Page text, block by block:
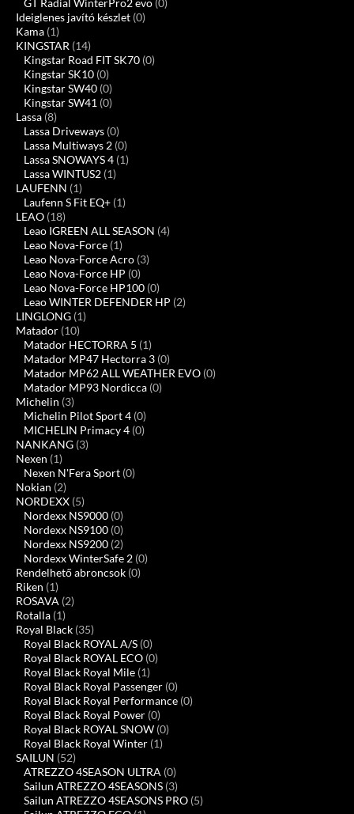
GT Radial WinterPro2 evo (0)
Ideiglenes javító készlet (0)
Kama (1)
KINGSTAR (14)
Kingstar Road FIT SK70 (0)
Kingstar SK10 (0)
Kingstar SW40 (0)
Kingstar SW41 (0)
Lassa (8)
Lassa Driveways (0)
Lassa Multiways 2 (0)
Lassa SNOWAYS 4 (1)
Lassa WINTUS2 (1)
LAUFENN (1)
Laufenn S Fit EQ+ (1)
LEAO (18)
Leao IGREEN ALL SEASON (4)
Leao Nova-Force (1)
Leao Nova-Force Acro (3)
Leao Nova-Force HP (0)
Leao Nova-Force HP100 (0)
Leao WINTER DEFENDER HP (2)
LINGLONG (1)
Matador (10)
Matador HECTORRA 5 (1)
Matador MP47 Hectorra 3 (0)
Matador MP62 ALL WEATHER EVO (0)
Matador MP93 Nordicca (0)
Michelin (3)
Michelin Pilot Sport 4 (0)
MICHELIN Primacy 4 (0)
NANKANG (3)
Nexen (1)
Nexen N'Fera Sport (0)
Nokian (2)
NORDEXX (5)
Nordexx NS9000 (0)
Nordexx NS9100 (0)
Nordexx NS9200 (2)
Nordexx WinterSafe 2 (0)
Rendelhető abroncsok (0)
Riken (1)
ROSAVA (2)
Rotalla (1)
Royal Black (35)
Royal Black ROYAL A/S (0)
Royal Black ROYAL ECO (0)
Royal Black Royal Mile (1)
Royal Black Royal Passenger (0)
Royal Black Royal Performance (0)
Royal Black Royal Power (0)
Royal Black ROYAL SNOW (0)
Royal Black Royal Winter (1)
SAILUN (52)
ATREZZO 4SEASON ULTRA (0)
Sailun ATREZZO 4SEASONS (3)
Sailun ATREZZO 4SEASONS PRO (5)